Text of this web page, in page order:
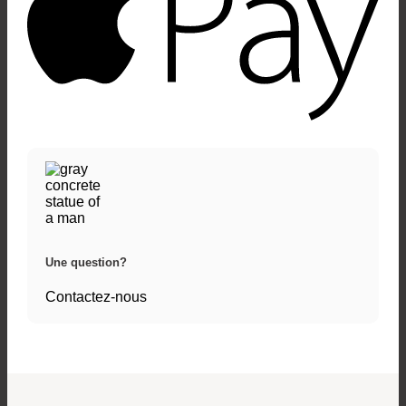
Une question?
Contactez-nous